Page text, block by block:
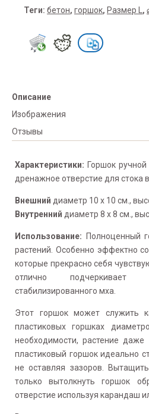
Теги: бетон, горшок, Размер L ,
Описание
Изображения
Отзывы
Характеристики: Горшок
дренажное отверстие для стока
Внешний диаметр 10 х 10 см.,
Внутренний диаметр 8 х 8 см.,
Использование: Полноценный
растений. Особенно эффектно
которые прекрасно себя
отлично подчеркивает
стабилизированного мха.
Этот горшок может служить
пластиковых горшках
необходимости, растение
пластиковый горшок идеально
не оставляя зазоров.
только вытолкнуть горшок
отверстие используя карандаш